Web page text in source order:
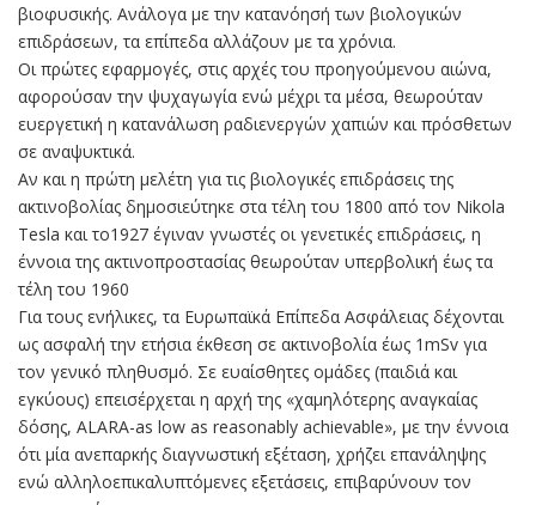
βιοφυσικής. Ανάλογα με την κατανόησή των βιολογικών
επιδράσεων, τα επίπεδα αλλάζουν με τα χρόνια.
Οι πρώτες εφαρμογές, στις αρχές του προηγούμενου αιώνα,
αφορούσαν την ψυχαγωγία ενώ μέχρι τα μέσα, θεωρούταν
ευεργετική η κατανάλωση ραδιενεργών χαπιών και πρόσθετων
σε αναψυκτικά.
Αν και η πρώτη μελέτη για τις βιολογικές επιδράσεις της
ακτινοβολίας δημοσιεύτηκε στα τέλη του 1800 από τον Nikola
Tesla και το1927 έγιναν γνωστές οι γενετικές επιδράσεις, η
έννοια της ακτινοπροστασίας θεωρούταν υπερβολική έως τα
τέλη του 1960
Για τους ενήλικες, τα Ευρωπαϊκά Επίπεδα Ασφάλειας δέχονται
ως ασφαλή την ετήσια έκθεση σε ακτινοβολία έως 1mSv για
τον γενικό πληθυσμό. Σε ευαίσθητες ομάδες (παιδιά και
εγκύους) επεισέρχεται η αρχή της «χαμηλότερης αναγκαίας
δόσης, ALARA-as low as reasonably achievable», με την έννοια
ότι μία ανεπαρκής διαγνωστική εξέταση, χρήζει επανάληψης
ενώ αλληλοεπικαλυπτόμενες εξετάσεις, επιβαρύνουν τον